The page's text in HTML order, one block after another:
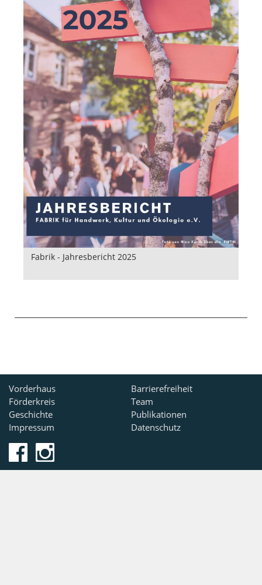
Fabrik - Jahresbericht 2025
Vorderhaus
Barrierefreiheit
Förderkreis
Team
Geschichte
Publikationen
Impressum
Datenschutz